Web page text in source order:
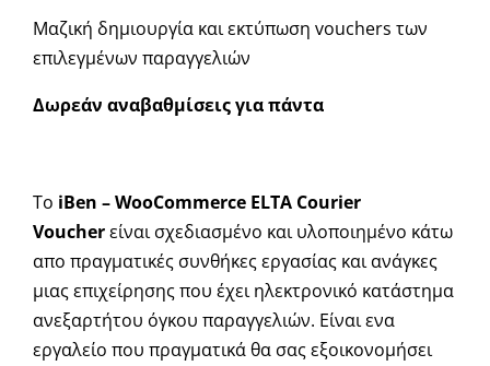
Μαζική δημιουργία και εκτύπωση vouchers των
επιλεγμένων παραγγελιών
Δωρεάν αναβαθμίσεις για πάντα
To iBen – WooCommerce ELTA Courier
Voucherείναι σχεδιασμένο και υλοποιημένο κάτω
απο πραγματικές συνθήκες εργασίας και ανάγκες
μιας επιχείρησης που έχει ηλεκτρονικό κατάστημα
ανεξαρτήτου όγκου παραγγελιών. Είναι ενα
εργαλείο που πραγματικά θα σας εξοικονομήσει